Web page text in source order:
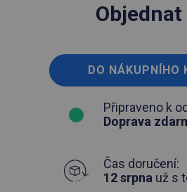
DO NÁKUPNÍHO
Připraveno k
Doprava
Čas doručení:
12 srpna už s